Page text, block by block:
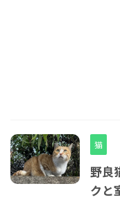
猫
野良
クと